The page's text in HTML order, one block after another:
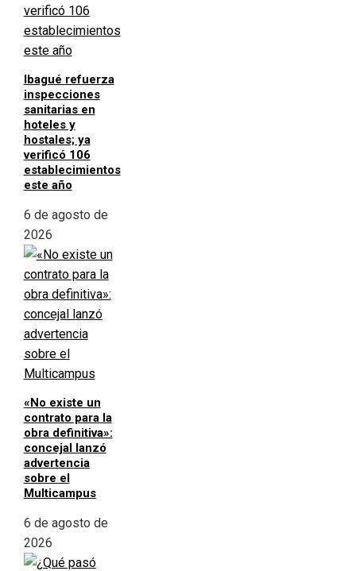
Ibagué refuerza
inspecciones
sanitarias en
hoteles y
hostales; ya
verificó 106
establecimientos
este año
6 de agosto de
2026
«No existe un
contrato para la
obra definitiva»:
concejal lanzó
advertencia
sobre el
Multicampus
6 de agosto de
2026